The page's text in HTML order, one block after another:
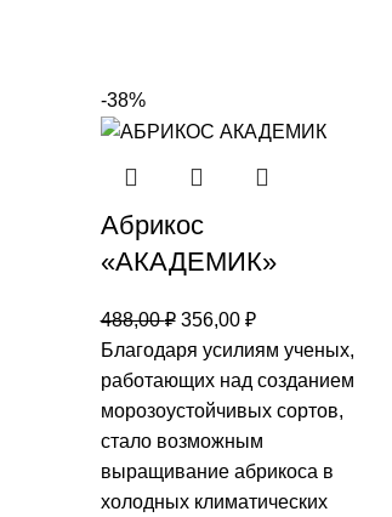
-38%
Абрикос
«АКАДЕМИК»
488,00₽ 356,00 ₽
Благодаря усилиям ученых,
работающих над созданием
морозоустойчивых сортов,
стало возможным
выращивание абрикоса в
холодных климатических